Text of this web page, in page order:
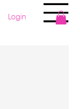
Login